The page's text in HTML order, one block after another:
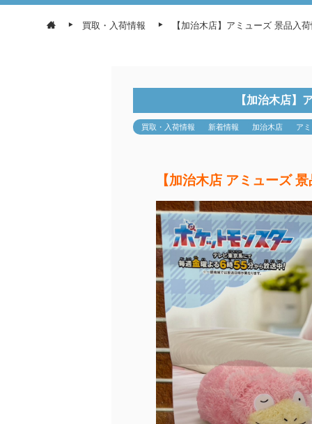
買取・入荷情報 【加治木店】アミューズ 景品入
【加治木店】
買取・入荷情報 新着情報 加治木店 ア
【加治木店 アミューズ